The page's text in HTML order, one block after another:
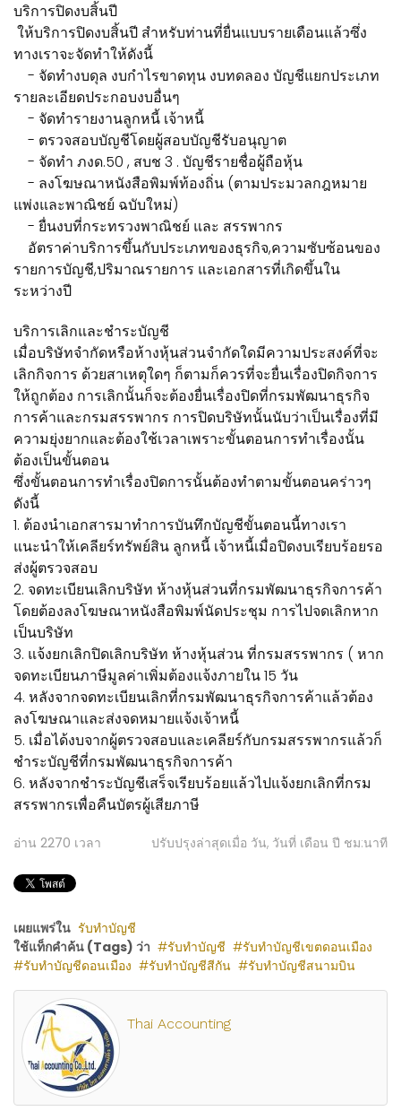
บริการปิดงบสิ้นปี
ให้บริการปิดงบสิ้นปี สำหรับท่านที่ยื่นแบบรายเดือนแล้วซึ่ง
ทางเราจะจัดทำให้ดังนี้
- จัดทำงบดุล งบกำไรขาดทุน งบทดลอง บัญชีแยกประเภท
รายละเอียดประกอบงบอื่นๆ
- จัดทำรายงานลูกหนี้ เจ้าหนี้
- ตรวจสอบบัญชีโดยผู้สอบบัญชีรับอนุญาต
- จัดทำ ภงด.50 , สบช 3 . บัญชีรายชื่อผู้ถือหุ้น
- ลงโฆษณาหนังสือพิมพ์ท้องถิ่น (ตามประมวลกฎหมาย
แพ่งและพาณิชย์ ฉบับใหม่)
- ยื่นงบที่กระทรวงพาณิชย์ และ สรรพากร
อัตราค่าบริการขึ้นกับประเภทของธุรกิจ,ความซับซ้อนของ
รายการบัญชี,ปริมาณรายการ และเอกสารที่เกิดขึ้นใน
ระหว่างปี
บริการเลิกและชำระบัญชี
เมื่อบริษัทจำกัดหรือห้างหุ้นส่วนจำกัดใดมีความประสงค์ที่จะ
เลิกกิจการ ด้วยสาเหตุใดๆ ก็ตามก็ควรที่จะยื่นเรื่องปิดกิจการ
ให้ถูกต้อง การเลิกนั้นก็จะต้องยื่นเรื่องปิดที่กรมพัฒนาธุรกิจ
การค้าและกรมสรรพากร การปิดบริษัทนั้นนับว่าเป็นเรื่องที่มี
ความยุ่งยากและต้องใช้เวลาเพราะขั้นตอนการทำเรื่องนั้น
ต้องเป็นขั้นตอน
ซึ่งขั้นตอนการทำเรื่องปิดการนั้นต้องทำตามขั้นตอนคร่าวๆ
ดังนี้
1. ต้องนำเอกสารมาทำการบันทึกบัญชีขั้นตอนนี้ทางเรา
แนะนำให้เคลียร์ทรัพย์สิน ลูกหนี้ เจ้าหนี้เมื่อปิดงบเรียบร้อยรอ
ส่งผู้ตรวจสอบ
2. จดทะเบียนเลิกบริษัท ห้างหุ้นส่วนที่กรมพัฒนาธุรกิจการค้า
โดยต้องลงโฆษณาหนังสือพิมพ์นัดประชุม การไปจดเลิกหาก
เป็นบริษัท
3. แจ้งยกเลิกปิดเลิกบริษัท ห้างหุ้นส่วน ที่กรมสรรพากร ( หาก
จดทะเบียนภาษีมูลค่าเพิ่มต้องแจ้งภายใน 15 วัน
4. หลังจากจดทะเบียนเลิกที่กรมพัฒนาธุรกิจการค้าแล้วต้อง
ลงโฆษณาและส่งจดหมายแจ้งเจ้าหนี้
5. เมื่อได้งบจากผู้ตรวจสอบและเคลียร์กับกรมสรรพากรแล้วก็
ชำระบัญชีที่กรมพัฒนาธุรกิจการค้า
6. หลังจากชำระบัญชีเสร็จเรียบร้อยแล้วไปแจ้งยกเลิกที่กรม
สรรพากรเพื่อคืนบัตรผู้เสียภาษี
อ่าน 2270 เวลา ปรับปรุงล่าสุดเมื่อ วัน, วันที่ เดือน ปี ชม:นาที
เผยแพร่ใน รับทำบัญชี
ใช้แท็กคำค้น (Tags) ว่า
รับทำบัญชี
รับทำบัญชีเขตดอนเมือง
รับทำบัญชีดอนเมือง
รับทำบัญชีสีกัน รับทำบัญชีสนามบิน
Thai Accounting